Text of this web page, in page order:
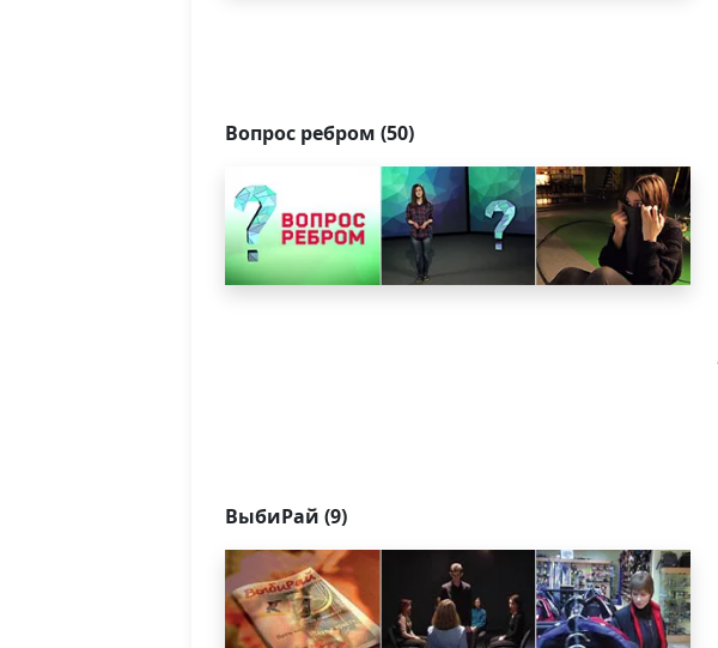
Вопрос ребром (50)
ВыбиРай (9)